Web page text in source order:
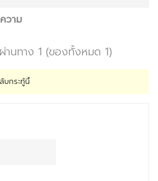
วาม
นทาง 1 (ของทั้งหมด 1)
บกระทู้นี้